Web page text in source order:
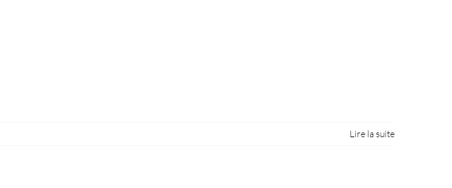
Lire la suite